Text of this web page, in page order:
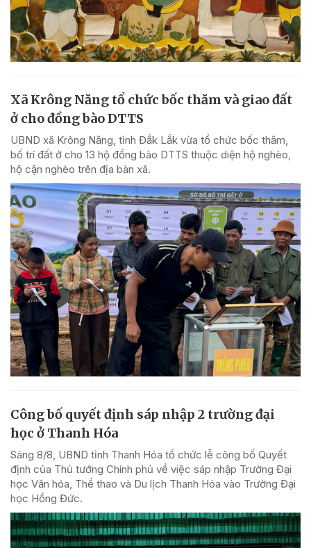
Xã Krông Năng tổ chức bốc thăm và giao đất
ở cho đồng bào DTTS
UBND xã Krông Năng, tỉnh Đắk Lắk vừa tổ chức bốc thăm,
bố trí đất ở cho 13 hộ đồng bào DTTS thuộc diện hộ nghèo,
hộ cận nghèo trên địa bàn xã.
Công bố quyết định sáp nhập 2 trường đại
học ở Thanh Hóa
Sáng 8/8, UBND tỉnh Thanh Hóa tổ chức lễ công bố Quyết
định của Thủ tướng Chính phủ về việc sáp nhập Trường Đại
học Văn hóa, Thể thao và Du lịch Thanh Hóa vào Trường Đại
học Hồng Đức.